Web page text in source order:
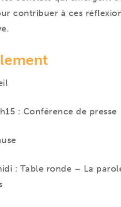
contribuer à ces
: Conférence de presse
: Table ronde – La